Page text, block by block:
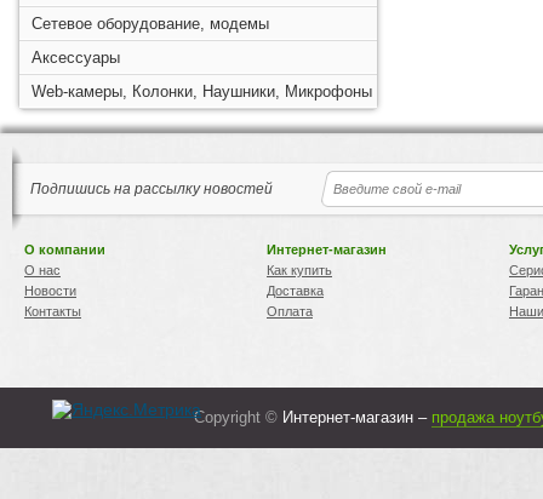
Сетевое оборудование, модемы
Аксессуары
Web-камеры, Колонки, Наушники, Микрофоны
Подпишись на рассылку новостей
О компании
О нас
Новости
Контакты
Интернет-магазин
Как купить
Доставка
Оплата
Copyright © Интернет-магазин – продажа